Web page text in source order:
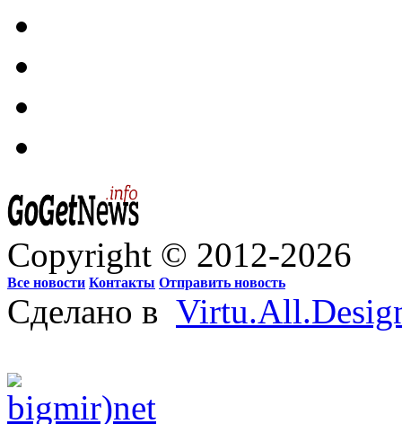
Copyright © 2012-2026
Все новости Контакты Отправить новость
Сделано в